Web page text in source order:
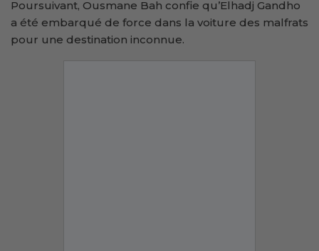
Poursuivant, Ousmane Bah confie qu’Elhadj Gandho
a été embarqué de force dans la voiture des malfrats
pour une destination inconnue.